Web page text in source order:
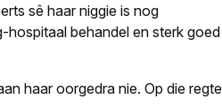
sê haar niggie is nog
behandel en sterk goed
haar oorgedra nie. Op die regte